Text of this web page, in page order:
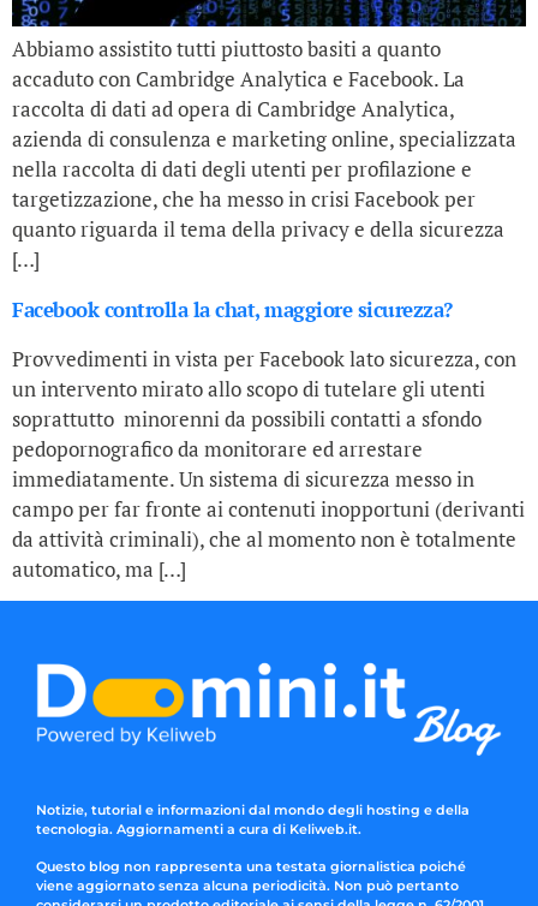
Abbiamo assistito tutti piuttosto basiti a quanto
accaduto con Cambridge Analytica e Facebook. La
raccolta di dati ad opera di Cambridge Analytica,
azienda di consulenza e marketing online, specializzata
nella raccolta di dati degli utenti per profilazione e
targetizzazione, che ha messo in crisi Facebook per
quanto riguarda il tema della privacy e della sicurezza
[…]
Facebook controlla la chat, maggiore sicurezza?
Provvedimenti in vista per Facebook lato sicurezza, con
un intervento mirato allo scopo di tutelare gli utenti
soprattutto minorenni da possibili contatti a sfondo
pedopornografico da monitorare ed arrestare
immediatamente. Un sistema di sicurezza messo in
campo per far fronte ai contenuti inopportuni (derivanti
da attività criminali), che al momento non è totalmente
automatico, ma […]
Notizie, tutorial e informazioni dal mondo degli hosting e della
tecnologia. Aggiornamenti a cura di Keliweb.it.
Questo blog non rappresenta una testata giornalistica poiché
viene aggiornato senza alcuna periodicità. Non può pertanto